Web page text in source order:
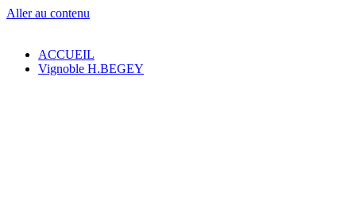
Aller au contenu
ACCUEIL
Vignoble H.BEGEY